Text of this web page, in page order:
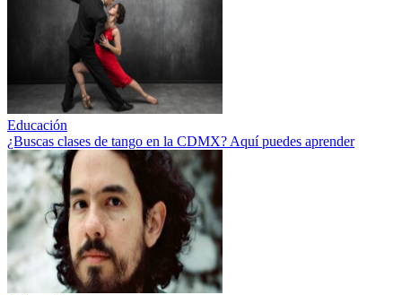
Educación
¿Buscas clases de tango en la CDMX? Aquí puedes aprender